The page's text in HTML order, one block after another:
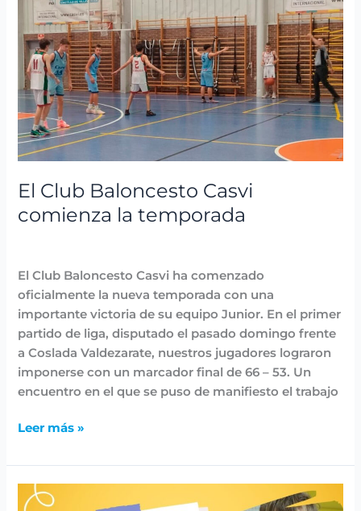
El Club Baloncesto Casvi
comienza la temporada
El Club Baloncesto Casvi ha comenzado
oficialmente la nueva temporada con una
importante victoria de su equipo Junior. En el primer
partido de liga, disputado el pasado domingo frente
a Coslada Valdezarate, nuestros jugadores lograron
imponerse con un marcador final de 66 – 53. Un
encuentro en el que se puso de manifiesto el trabajo
Baloncesto
Casvi
comienza
la
temporada
Leer más »
Casvi